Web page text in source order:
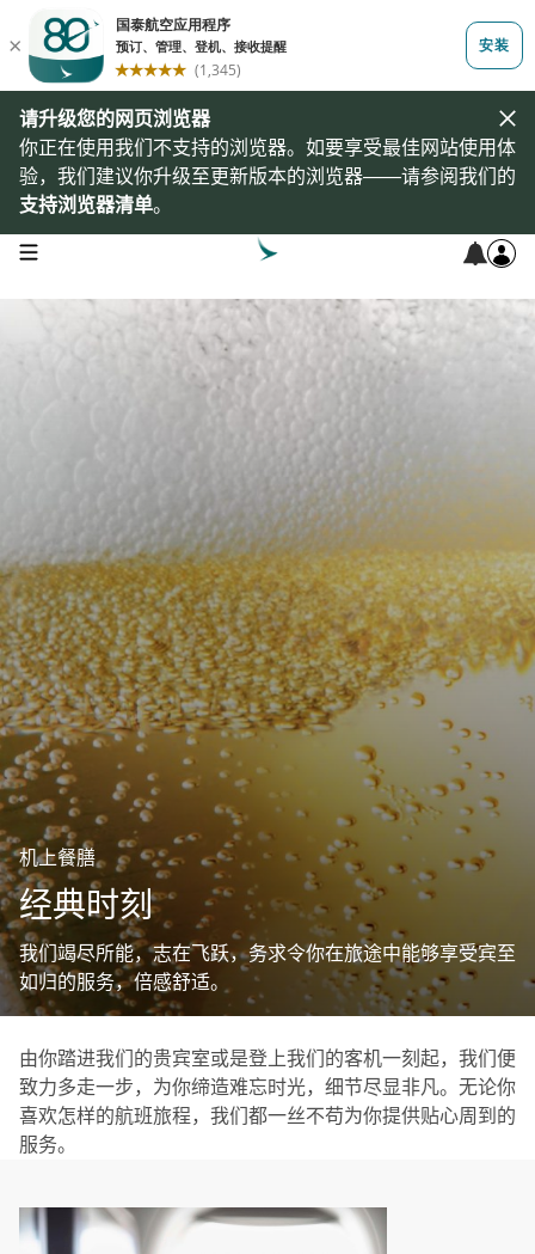
请升级您的网页浏览器
你正在使用我们不支持的浏览器。如要享受最佳网站使用体
验，我们建议你升级至更新版本的浏览器——请参阅我们的
支持浏览器清单。
open navigation menu
机上餐膳
经典时刻
我们竭尽所能，志在飞跃，务求令你在旅途中能够享受宾至
如归的服务，倍感舒适。
由你踏进我们的贵宾室或是登上我们的客机一刻起，我们便
致力多走一步，为你缔造难忘时光，细节尽显非凡。无论你
喜欢怎样的航班旅程，我们都一丝不苟为你提供贴心周到的
服务。